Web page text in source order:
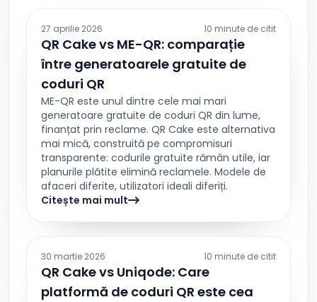
27 aprilie 2026 10 minute de citit
QR Cake vs ME-QR: comparație
între generatoarele gratuite de
coduri QR
ME-QR este unul dintre cele mai mari
generatoare gratuite de coduri QR din lume,
finanțat prin reclame. QR Cake este alternativa
mai mică, construită pe compromisuri
transparente: codurile gratuite rămân utile, iar
planurile plătite elimină reclamele. Modele de
afaceri diferite, utilizatori ideali diferiți.
Citește mai mult
30 martie 2026 10 minute de citit
QR Cake vs Uniqode: Care
platformă de coduri QR este cea